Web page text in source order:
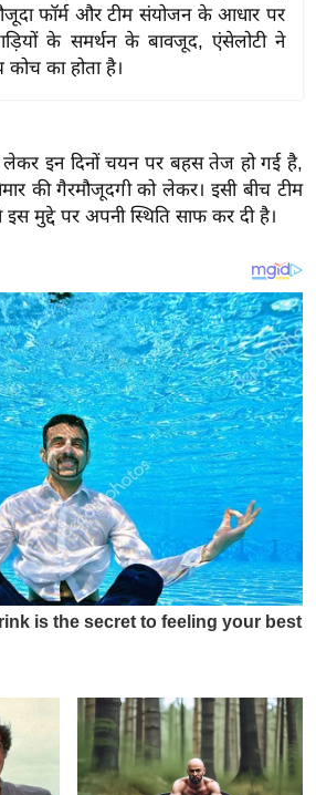
फॉर्म और टीम संयोजन के आधार पर
के समर्थन के बावजूद, एंसेलोटी ने
कोच का होता है।
लेकर इन दिनों चयन पर बहस तेज हो गई है,
की गैरमौजूदगी को लेकर। इसी बीच टीम
मुद्दे पर अपनी स्थिति साफ कर दी है।